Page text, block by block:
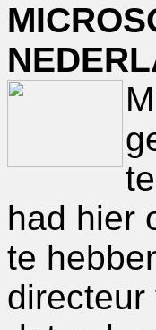
had hier
te